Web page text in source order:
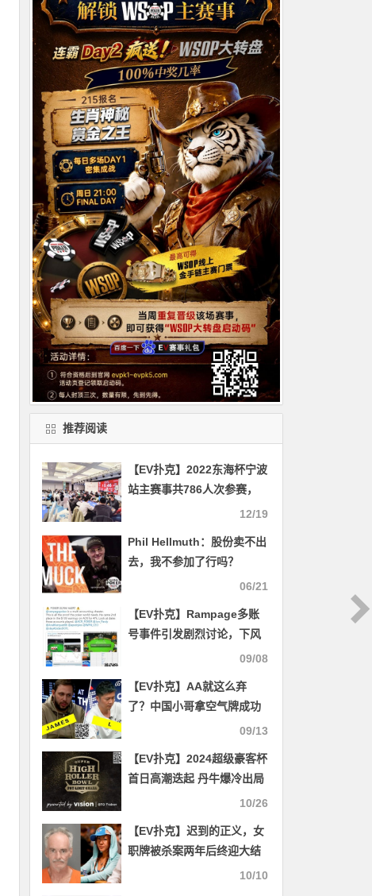
推荐阅读
【EV扑克】2022东海杯宁波
站主赛事共786人次参赛，
211人晋级第二轮，高韧、
速）
12/19
Phil Hellmuth：股份卖不出
去，我不参加了行吗？
06/21
【EV扑克】Rampage多账
号事件引发剧烈讨论，下风
期换新账号玩属于作弊？09/08
【EV扑克】AA就这么弃
了？中国小哥拿空气牌成功
09/13
【EV扑克】2024超级豪客杯
首日高潮迭起 丹牛爆冷出局
Artem Maksimov领跑群雄
10/26
【EV扑克】迟到的正义，女
职牌被杀案两年后终迎大结
局，凶手被判终身监禁不得
10/10